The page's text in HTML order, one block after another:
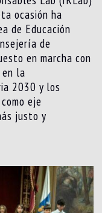
ocasión ha
de Educación
de
en marcha con
la
2030 y los
eje
justo y